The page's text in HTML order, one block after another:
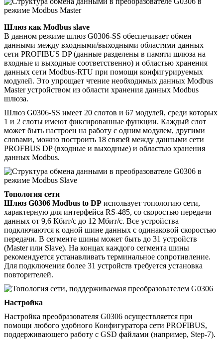
Шлюз как Modbus slave
В данном режиме шлюз G0306-SS обеспечивает обмен
данными между входными/выходными областями данных
сети PROFIBUS DP (данные разделены в памяти шлюза на
входные и выходные соответственно) и областью хранения
данных сети Modbus-RTU при помощи конфигурируемых
модулей. Это упрощает чтение необходимых данных Modbus
Master устройством из области хранения данных Modbus
шлюза.
Шлюз G0306-SS имеет 20 слотов и 67 модулей, среди которых
1 и 2 слоты имеют фиксированные функции. Каждый слот
может быть настроен на работу с одним модулем, другими
словами, можно построить 18 связей между данными сети
PROFBUS DP (входные и выходные) и областью хранения
данных Modbus.
Топология сети
Шлюз G0306 Modbus to DP использует топологию сети,
характерную для интерфейса RS-485, со скоростью передачи
данных от 9,6 Кбит/с до 12 Мбит/с. Все устройства
подключаются к одной шине данных с одинаковой скоростью
передачи. В сегменте шины может быть до 31 устройств
(Master или Slave). На концах каждого сегмента шины
рекомендуется устанавливать терминальное сопротивление.
Для подключения более 31 устройств требуется установка
повторителей.
Настройка
Настройка преобразователя G0306 осуществляется при
помощи любого удобного Конфигуратора сети PROFIBUS,
поддерживающего работу с GSD файлами (например, Step-7).